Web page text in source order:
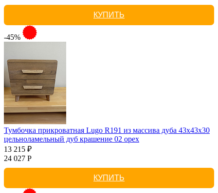
КУПИТЬ
-45%
Тумбочка прикроватная Lugo R191 из массива дуба 43х43х30
цельноламельный дуб крашение 02 орех
13 215 ₽
24 027 Р
КУПИТЬ